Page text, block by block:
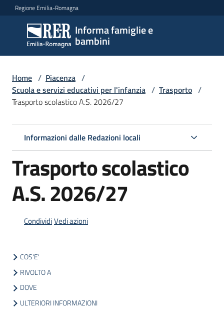
Vai al contenuto
Vai alla navigazione
Vai al footer
Regione Emilia-Romagna
Informa famiglie e
bambini
Informa
famiglie
e
bambini
Centri
per
famiglie
Informazioni
locali
Home / Piacenza /
Scuola e servizi educativi per l'infanzia / Trasporto /
Trasporto scolastico A.S. 2026/27
Informazioni dalle Redazioni locali
Trasporto scolastico
A.S. 2026/27
CondividiVedi azioni
COS'E'
RIVOLTO A
DOVE
ULTERIORI INFORMAZIONI